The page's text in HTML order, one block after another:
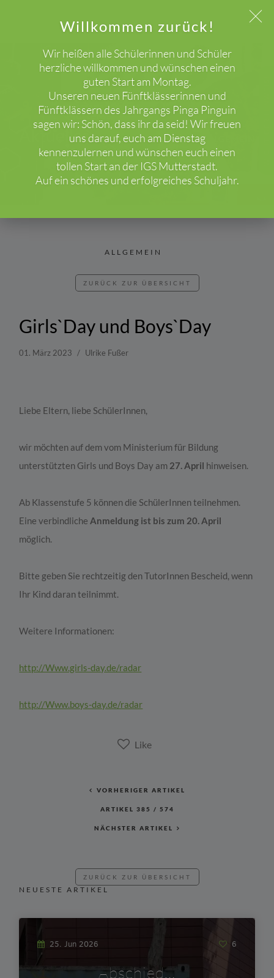
Willkommen zurück!
Wir heißen alle Schülerinnen und Schüler
herzliche willkommen und wünschen einen
guten Start am Montag.
Unseren neuen Fünftklässerinnen und
Fünftklässern des Jahrgangs Pinga Pinguin
sagen wir: Schön, dass ihr da seid! Wir freuen
uns darauf, euch am Dienstag
kennenzulernen und wünschen euch einen
tollen Start an der IGS Mutterstadt.
Auf ein schönes und erfolgreiches Schuljahr.
Aktuelles HOME BLOG ALLGEMEIN
ALLGEMEIN
ZURÜCK ZUR ÜBERSICHT
Girls`Day und Boys`Day
01. März 2023 Ulrike Fußer
Liebe Eltern, liebe SchülerInnen,
wir möchten auf dem vom Ministerium für Bildung
unterstützten Girls und Boys Day am 27. April hinweisen.
Ab Klassenstufe 5 können die SchülerInnen teilnehmen.
Eine verbindlicheAnmeldung ist bis zum 20. April
möglich.
Bitte geben Sie rechtzeitig den TutorInnen Bescheid, wenn
Ihr Kind daran teilnimmt.
Weitere Informationen:
http://Www.girls-day.de/radar
http://Www.boys-day.de/radar
VORHERIGER ARTIKEL
ARTIKEL 385 / 574
NÄCHSTER ARTIKEL
ZURÜCK ZUR ÜBERSICHT
NEUESTE ARTIKEL
25. Jun 2026 6
Abschied…